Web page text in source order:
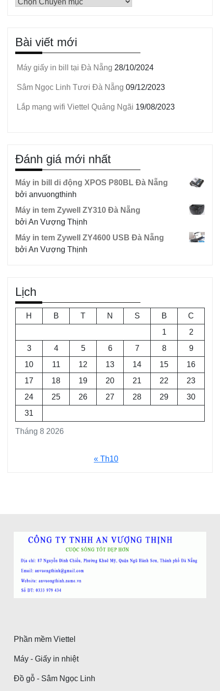
chọn
sản
phẩm
Bài viết mới
Máy giấy in bill tại Đà Nẵng 28/10/2024
Sâm Ngọc Linh Tươi Đà Nẵng 09/12/2023
Lắp mạng wifi Viettel Quảng Ngãi 19/08/2023
Đánh giá mới nhất
Máy in bill di động XPOS P80BL Đà Nẵng
bởi anvuongthinh
Máy in tem Zywell ZY310 Đà Nẵng
bởi An Vượng Thịnh
Máy in tem Zywell ZY4600 USB Đà Nẵng
bởi An Vượng Thịnh
Lịch
Tháng 8 2026
H B T N S B
C
1
2
3
4 5 6 7 8
9
10
11 12 13 14 15
16
17
18 19 20 21 22
23
24
25 26 27 28 29
30
31
« Th10
Phần mềm Viettel
Máy - Giấy in nhiệt
Đồ gỗ - Sâm Ngọc Linh